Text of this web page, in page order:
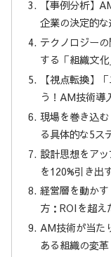
【事例分析】
企業の決定的
テクノロジー
する「組織文
【視点転換】
う！AM技術導
現場を巻き込
る具体的な5ス
設計思想をア
を120%引き出
経営層を動か
方：ROIを超え
AM技術が当た
ある組織の変革